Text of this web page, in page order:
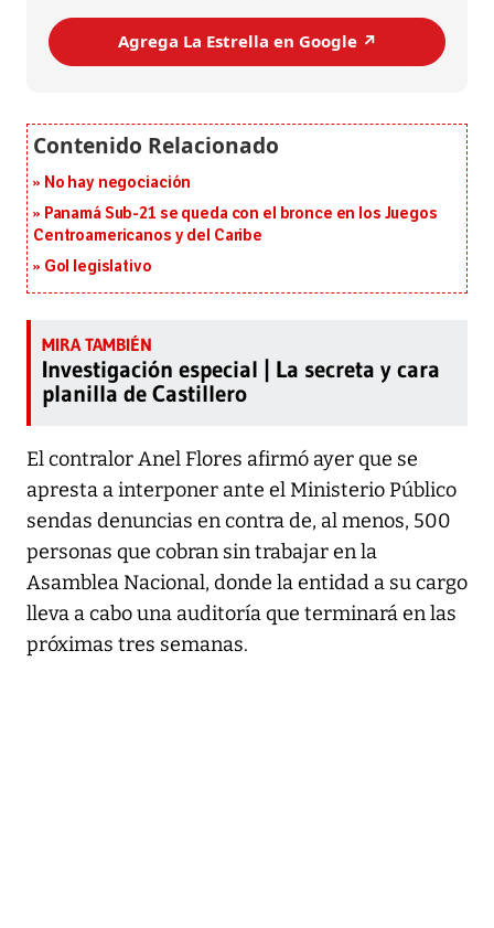
Agrega La Estrella en Google ↗️
No hay negociación
Panamá Sub-21 se queda con el bronce en los Juegos
Centroamericanos y del Caribe
Gol legislativo
Investigación especial | La secreta y cara
planilla de Castillero
El contralor Anel Flores afirmó ayer que se
apresta a interponer ante el Ministerio Público
sendas denuncias en contra de, al menos, 500
personas que cobran sin trabajar en la
Asamblea Nacional, donde la entidad a su cargo
lleva a cabo una auditoría que terminará en las
próximas tres semanas.